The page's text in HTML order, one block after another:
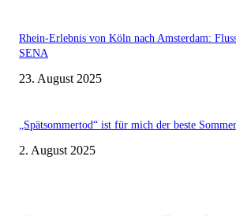
Rhein-Erlebnis von Köln nach Amsterdam:
SENA
23. August 2025
„Spätsommertod“ ist für mich der beste
2. August 2025